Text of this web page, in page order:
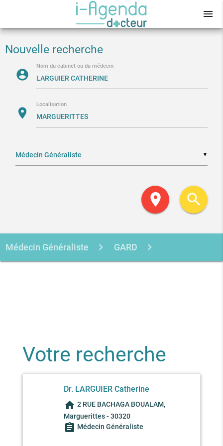
menu
Nouvelle recherche
account_circle
Nom du cabinet ou du médecin
location_on
Localisation
▼
location_on search
Médecin Généraliste GARD
Votre recherche
Dr. LARGUIER Catherine
home 2 RUE BACHAGA BOUALAM,
Marguerittes - 30320
assignment Médecin Généraliste